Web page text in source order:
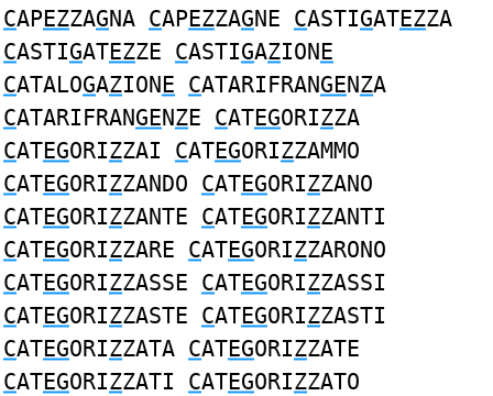
CAPEZZAGNA CAPEZZAGNE CASTIGATEZZA
CASTIGATEZZE CASTIGAZIONE
CATALOGAZIONE CATARIFRANGENZA
CATARIFRANGENZE CATEGORIZZA
CATEGORIZZAI CATEGORIZZAMMO
CATEGORIZZANDO CATEGORIZZANO
CATEGORIZZANTE CATEGORIZZANTI
CATEGORIZZARE CATEGORIZZARONO
CATEGORIZZASSE CATEGORIZZASSI
CATEGORIZZASTE CATEGORIZZASTI
CATEGORIZZATA CATEGORIZZATE
CATEGORIZZATI CATEGORIZZATO